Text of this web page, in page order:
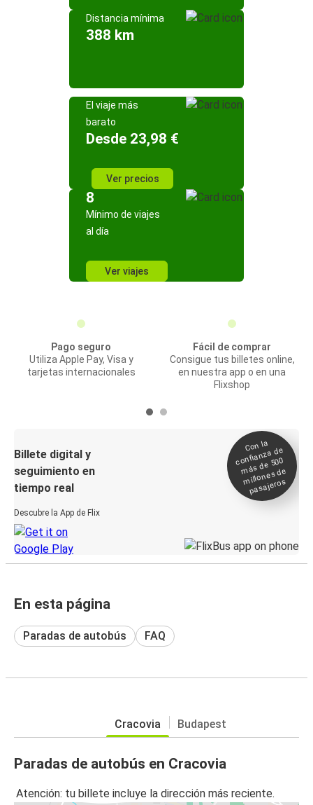
Distancia mínima
388 km
El viaje más
barato
Desde 23,98 €
Ver precios
8
Mínimo de viajes
al día
Ver viajes
Pago seguro
Utiliza Apple Pay, Visa y
tarjetas internacionales
Fácil de comprar
Consigue tus billetes online,
en nuestra app o en una
Flixshop
Billete digital y
seguimiento en
tiempo real
Descubre la App de Flix
Con la
confianza de
más de 500
millones de
pasajeros
En esta página
Paradas de autobús FAQ
Cracovia Budapest
Paradas de autobús en Cracovia
Atención: tu billete incluye la dirección más reciente.